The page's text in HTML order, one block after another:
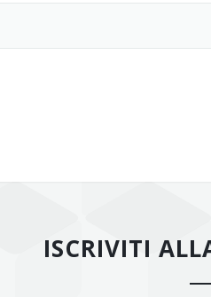
ISCRIVITI